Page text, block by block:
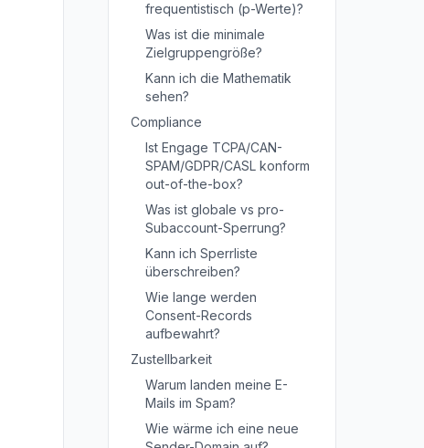
frequentistisch (p-Werte)?
Was ist die minimale
Zielgruppengröße?
Kann ich die Mathematik
sehen?
Compliance
Ist Engage TCPA/CAN-
SPAM/GDPR/CASL konform
out-of-the-box?
Was ist globale vs pro-
Subaccount-Sperrung?
Kann ich Sperrliste
überschreiben?
Wie lange werden
Consent-Records
aufbewahrt?
Zustellbarkeit
Warum landen meine E-
Mails im Spam?
Wie wärme ich eine neue